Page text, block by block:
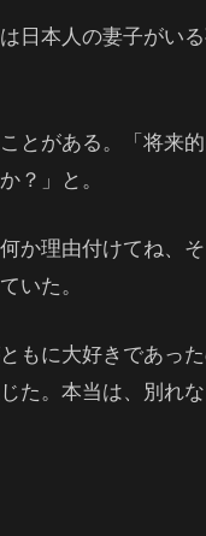
日本人の妻子がい
とがある。「将来
？」と。
か理由付けてね、
いた。
もに大好きであっ
た。本当は、別れ